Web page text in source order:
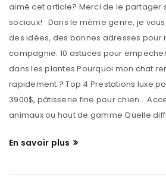
aimé cet article? Merci de le partager
sociaux! Dans le même genre, je
des idées, des bonnes adresses pour
compagnie. 10 astuces pour
dans les plantes Pourquoi mon chat
rapidement ? Top 4 Prestations luxe
3900$, pâtisserie fine pour chien...
animaux ou haut de gamme Quelle
En savoir plus